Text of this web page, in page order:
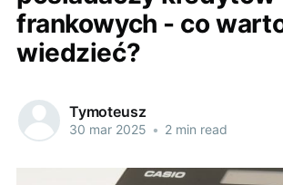
frankowych - co
wiedzieć?
Tymoteusz
30 mar 2025 • 2 min read